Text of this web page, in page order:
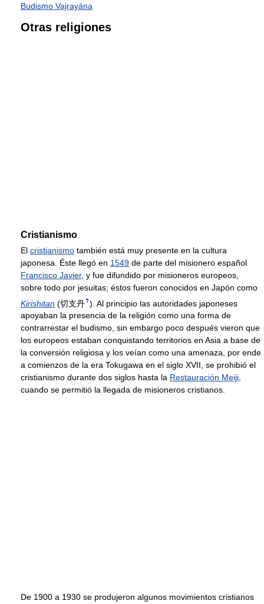
Budismo Vajrayāna
Otras religiones
Cristianismo
El cristianismo también está muy presente en la cultura
japonesa. Éste llegó en 1549 de parte del misionero español
Francisco Javier, y fue difundido por misioneros europeos,
sobre todo por jesuitas; éstos fueron conocidos en Japón como
Kirishitan (切支丹? ) . Al principio las autoridades japoneses
apoyaban la presencia de la religión como una forma de
contrarrestar el budismo, sin embargo poco después vieron que
los europeos estaban conquistando territorios en Asia a base de
la conversión religiosa y los veían como una amenaza, por ende
a comienzos de la era Tokugawa en el siglo XVII, se prohibió el
cristianismo durante dos siglos hasta la Restauración Meiji,
cuando se permitió la llegada de misioneros cristianos.
De 1900 a 1930 se produjeron algunos movimientos cristianos